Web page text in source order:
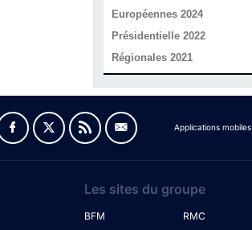
Européennes 2024
Présidentielle 2022
Régionales 2021
Applications mobiles
Les sites du groupe
BFM
RMC